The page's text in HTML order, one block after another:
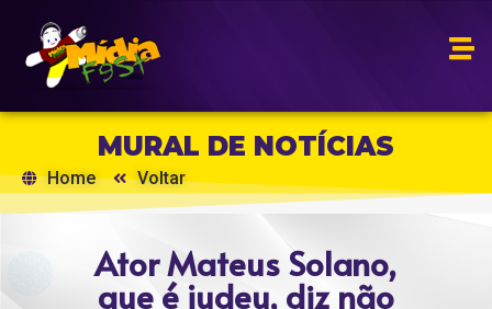
MURAL DE NOTÍCIAS
Home Voltar
Ator Mateus Solano,
que é judeu, diz não